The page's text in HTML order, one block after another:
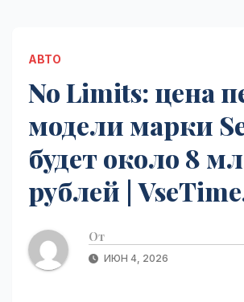
АВТО
No Limits: цена
модели марки
будет около 8
рублей |
От
ИЮН 4, 2026